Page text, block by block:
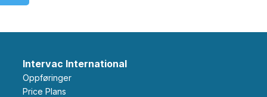
Intervac International
Oppføringer
Price Plans